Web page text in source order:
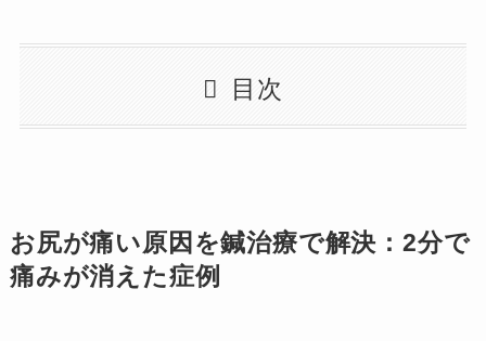
目次
お尻が痛い原因を鍼治療で解決：2分で
痛みが消えた症例